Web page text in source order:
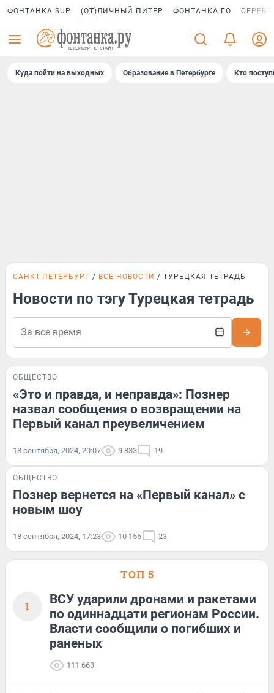
ФОНТАНКА SUP (ОТ)ЛИЧНЫЙ ПИТЕР ФОНТАНКА ГО
Куда пойти на выходных Образование в Петербурге Кто
САНКТ-ПЕТЕРБУРГ ВСЕ НОВОСТИ ТУРЕЦКАЯ ТЕТРАДЬ
Новости по тэгу Турецкая тетрадь
ОБЩЕСТВО
«Это и правда, и неправда»: Познер
назвал сообщения о возвращении на
Первый канал преувеличением
18 сентября, 2024, 20:07 9 833 19
ОБЩЕСТВО
Познер вернется на «Первый канал» с
новым шоу
18 сентября, 2024, 17:23 10 156 23
ТОП 5
1
ВСУ ударили дронами и ракетами
по одиннадцати регионам России.
Власти сообщили о погибших и
раненых
111 663